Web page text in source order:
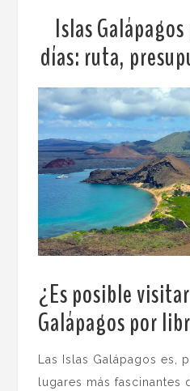
Islas
días: ruta,
¿Es posible
Galápagos por
Las Islas Galápagos es,
lugares más fascinantes